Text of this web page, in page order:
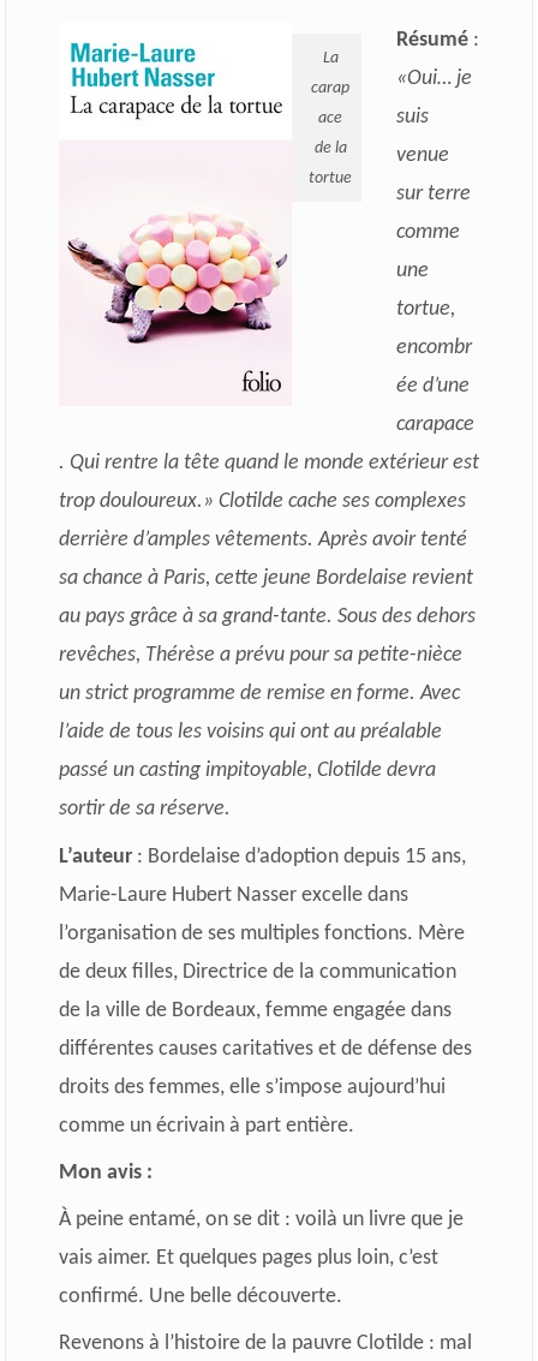
La
carap
ace
de la
tortue
Résumé:
«Oui… je
suis
venue
sur terre
comme
une
tortue,
encombr
ée d’une
carapace
. Qui rentre la tête quand le monde extérieur est
trop douloureux.» Clotilde cache ses complexes
derrière d’amples vêtements. Après avoir tenté
sa chance à Paris, cette jeune Bordelaise revient
au pays grâce à sa grand-tante. Sous des dehors
revêches, Thérèse a prévu pour sa petite-nièce
un strict programme de remise en forme. Avec
l’aide de tous les voisins qui ont au préalable
passé un casting impitoyable, Clotilde devra
sortir de sa réserve.
L’auteur: Bordelaise d’adoption depuis 15 ans,
Marie-Laure Hubert Nasser excelle dans
l’organisation de ses multiples fonctions. Mère
de deux filles, Directrice de la communication
de la ville de Bordeaux, femme engagée dans
différentes causes caritatives et de défense des
droits des femmes, elle s’impose aujourd’hui
comme un écrivain à part entière.
Mon avis :
À peine entamé, on se dit : voilà un livre que je
vais aimer. Et quelques pages plus loin, c’est
confirmé. Une belle découverte.
Revenons à l’histoire de la pauvre Clotilde : mal